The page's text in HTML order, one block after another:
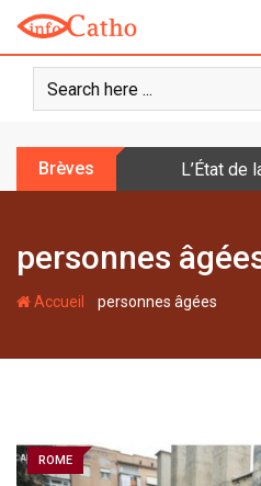
o
Brèves L’État de
personnes
Accueil -personnes âgées
ROME